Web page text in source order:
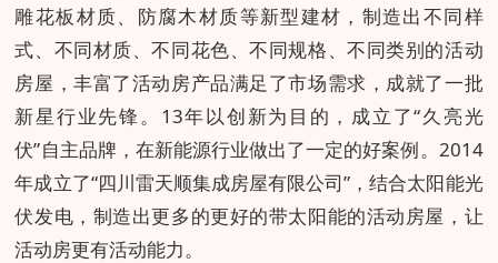
雕花板材质、防腐木材质等新型建材，制造出不同样
式、不同材质、不同花色、不同规格、不同类别的活动
房屋，丰富了活动房产品满足了市场需求，成就了一批
新星行业先锋。13年以创新为目的，成立了“久亮光
伏”自主品牌，在新能源行业做出了一定的好案例。2014
年成立了“四川雷天顺集成房屋有限公司”，结合太阳能光
伏发电，制造出更多的更好的带太阳能的活动房屋，让
活动房更有活动能力。